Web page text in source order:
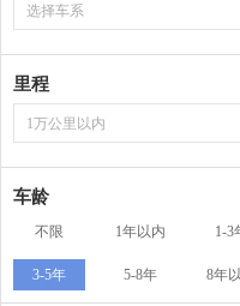
选择车系
里程
1万公里以内
车龄
不限 1年以内 1-3
3-5年 5-8年 8年